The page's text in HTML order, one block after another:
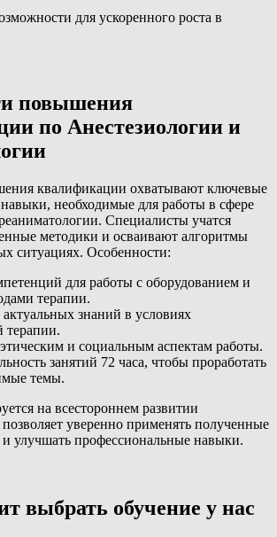
для ускоренного роста в
повышения
по Анестезиологии и
квалификации охватывают ключевые
необходимые для работы в сфере
Специалисты учатся
методики и осваивают алгоритмы
ситуациях. Особенности:
для работы с оборудованием и
терапии.
знаний в условиях
терапии.
и социальным аспектам работы.
занятий 72 часа, чтобы проработать
темы.
на всестороннем развитии
уверенно применять полученные
и улучшать профессиональные навыки.
выбрать обучение у нас